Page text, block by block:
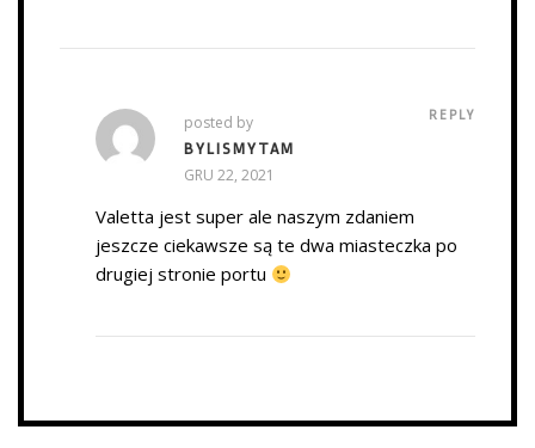
posted by
BYLISMYTAM
GRU 22, 2021
REPLY
Valetta jest super ale naszym zdaniem
jeszcze ciekawsze są te dwa miasteczka po
drugiej stronie portu